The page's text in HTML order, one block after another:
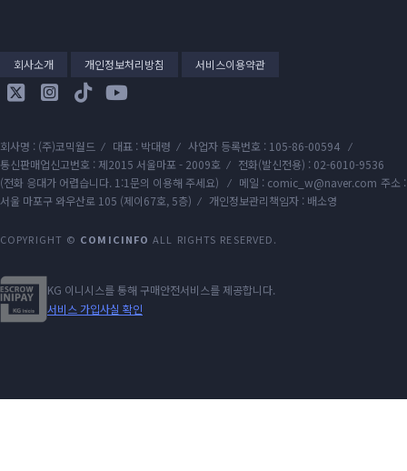
회사소개 개인정보처리방침 서비스이용약관
회사명 : (주)코믹월드 대표 : 박대령
사업자 등록번호 : 105-86-00594
통신판매업신고번호 : 제2015 서울마포 - 2009호
전화(발신전용) : 02-6010-9536
(전화 응대가 어렵습니다. 1:1문의 이용해 주세요)
메일 : comic_w@naver.com 주소 :
서울 마포구 와우산로 105 (제이67호, 5층)
개인정보관리책임자 : 배소영
COPYRIGHT © COMICINFO ALL RIGHTS RESERVED.
KG 이니시스를 통해 구매안전서비스를 제공합니다.
서비스 가입사실 확인